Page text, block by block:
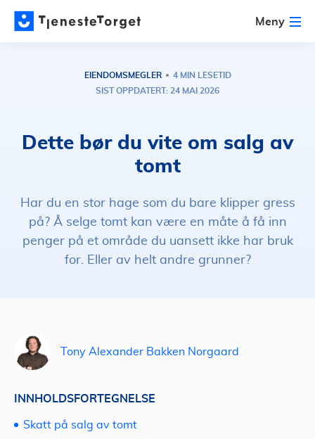
Meny
EIENDOMSMEGLER
4 MIN LESETID
SIST OPPDATERT: 24 MAI 2026
Dette bør du vite om salg av
tomt
Har du en stor hage som du bare klipper gress
på? Å selge tomt kan være en måte å få inn
penger på et område du uansett ikke har bruk
for. Eller av helt andre grunner?
Tony Alexander Bakken Norgaard
INNHOLDSFORTEGNELSE
Skatt på salg av tomt